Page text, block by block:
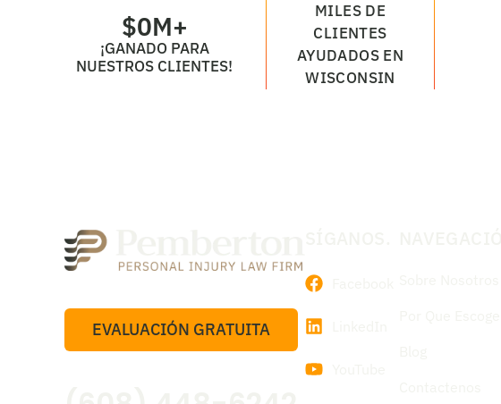
¡GANADO PARA
NUESTROS CLIENTES!
$0M+
MILES DE
CLIENTES
AYUDADOS EN
WISCONSIN
EVALUACIÓN GRATUITA